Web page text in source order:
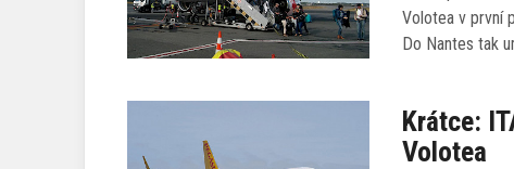
Volotea v první
Do Nantes tak
Krátce:
Volotea